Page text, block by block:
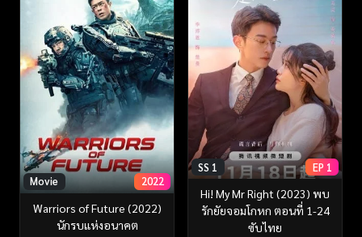
Movie 2022
Warriors of Future (2022)
นักรบแห่งอนาคต
SS 1 EP 1
Hi! My Mr Right (2023) พบ
รักยัยจอมโกหก ตอนที่ 1-24
ซับไทย